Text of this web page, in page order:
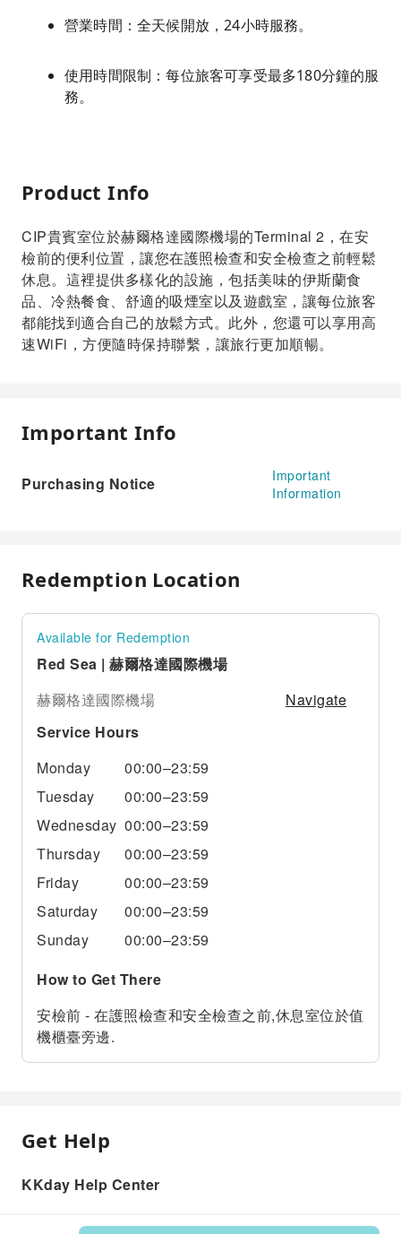
營業時間：全天候開放，24小時服務。
使用時間限制：每位旅客可享受最多180分鐘的服
務。
Product Info
CIP貴賓室位於赫爾格達國際機場的Terminal 2，在安
檢前的便利位置，讓您在護照檢查和安全檢查之前輕鬆
休息。這裡提供多樣化的設施，包括美味的伊斯蘭食
品、冷熱餐食、舒適的吸煙室以及遊戲室，讓每位旅客
都能找到適合自己的放鬆方式。此外，您還可以享用高
速WiFi，方便隨時保持聯繫，讓旅行更加順暢。
Important Info
Purchasing Notice
Important
Information
Redemption Location
Available for Redemption
Red Sea | 赫爾格達國際機場
赫爾格達國際機場
Navigate
Service Hours
Monday
00:00–23:59
Tuesday
00:00–23:59
Wednesday 00:00–23:59
Thursday
00:00–23:59
Friday
00:00–23:59
Saturday
00:00–23:59
Sunday
00:00–23:59
How to Get There
安檢前 - 在護照檢查和安全檢查之前,休息室位於值
機櫃臺旁邊.
Get Help
KKday Help Center